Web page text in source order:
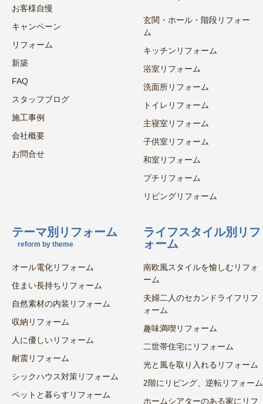
お客様自慢
キャンペーン
リフォーム
新築
FAQ
スタッフブログ
施工事例
会社概要
お問合せ
玄関・ホール・階段リフォー
ム
キッチンリフォーム
浴室リフォーム
洗面所リフォーム
トイレリフォーム
主寝室リフォーム
子供室リフォーム
和室リフォーム
プチリフォーム
リビングリフォーム
テーマ別リフォーム
reform by theme
オール電化リフォーム
住まい長持ちリフォーム
自然素材の内装リフォーム
収納リフォーム
人に優しいリフォーム
耐震リフォーム
シックハウス対策リフォーム
ペットと暮らすリフォーム
ライフスタイル別リフ
ォーム
南欧風スタイルを愉しむリフォ
ーム
夫婦二人のセカンドライフリフ
ォーム
趣味満喫リフォーム
二世帯住宅にリフォーム
光と風を取り入れるリフォーム
2階にリビング、逆転リフォーム
ホームシアターのある家にリフ